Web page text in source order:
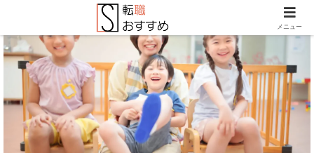
メニュー